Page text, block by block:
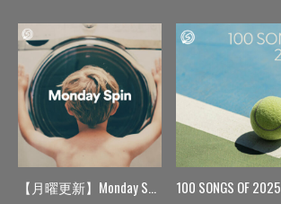
【月曜更新】Monday Spin 100 SONGS OF 2025